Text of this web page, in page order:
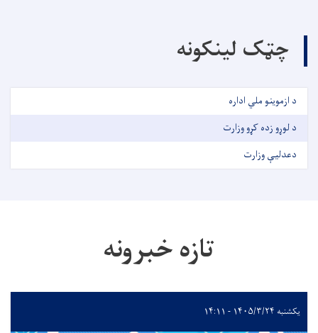
چټک لینکونه
د ازموینو ملي اداره
د لوړو زده کړو وزارت
دعدليې وزارت
تازه خبرونه
یکشنبه ۱۴۰۵/۳/۲۴ - ۱۴:۱۱